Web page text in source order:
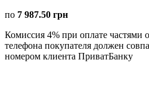
по 7 987.50 грн
Комиссия 4% при оплате частями
телефона покупателя должен
номером клиента ПриватБанку